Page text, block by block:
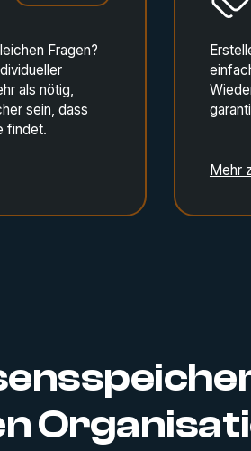
Fragen?
als nötig,
sein, dass
findet.
Mehr